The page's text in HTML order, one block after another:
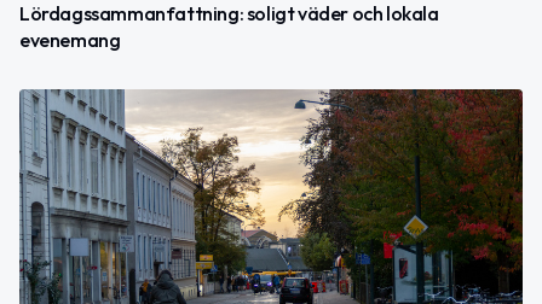
Lördagssammanfattning: soligt väder och lokala
evenemang